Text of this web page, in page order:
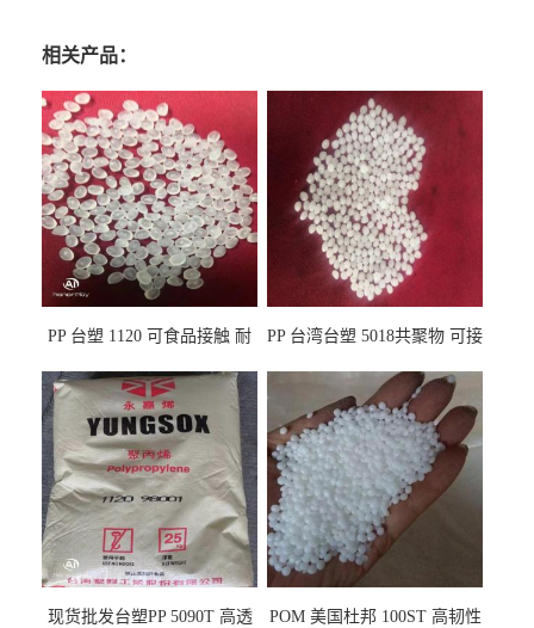
相关产品：
PP 台塑 1120 可食品接触 耐
PP 台湾台塑 5018共聚物 可接
现货批发台塑PP 5090T 高透 POM 美国杜邦 100ST 高韧性